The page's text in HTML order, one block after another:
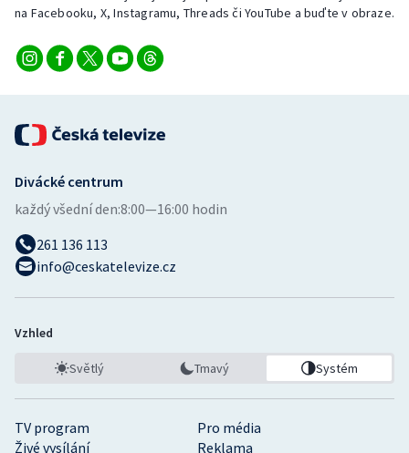
na Facebooku, X, Instagramu, Threads či YouTube a buďte v obraze.
TV program
Pro média
Živé vysílání
Reklama
Divácké centrum
každý všední den:8:00—16:00 hodin
261 136 113
info@ceskatelevize.cz
Vzhled
Světlý Tmavý Systém